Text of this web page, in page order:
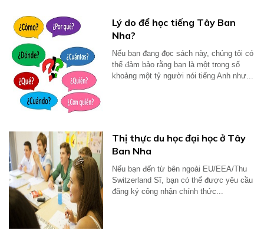
Lý do để học tiếng Tây Ban
Nha?
Nếu bạn đang đọc sách này, chúng tôi có
thể đảm bảo rằng bạn là một trong số
khoảng một tỷ người nói tiếng Anh như...
Thị thực du học đại học ở Tây
Ban Nha
Nếu bạn đến từ bên ngoài EU/EEA/Thu
Switzerland Sĩ, bạn có thể được yêu cầu
đăng ký công nhận chính thức...